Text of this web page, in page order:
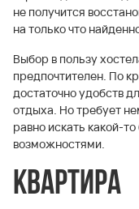
не получится
на только что
Выбор в пользу
предпочтителен. По
достаточно удобств
отдыха. Но требует
равно искать какой-
возможностями.
Квартира